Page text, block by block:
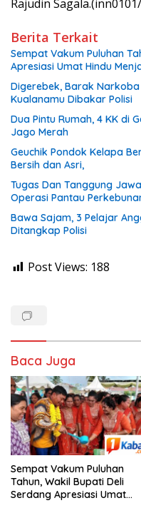
Rajudin
Berita Terkait
Sempat Vakum Puluhan
Apresiasi Umat Hindu
Digerebek, Barak
Kualanamu Dibakar Polisi
Dua Pintu Rumah, 4 KK di
Jago Merah
Geuchik Pondok Kelapa
Bersih dan Asri,
Tugas Dan Tanggung
Operasi Pantau
Bawa Sajam, 3 Pelajar
Ditangkap Polisi
Post Views: 188
Baca Juga
Sempat Vakum Puluhan
Tahun, Wakil Bupati Deli
Serdang Apresiasi Umat